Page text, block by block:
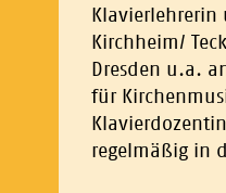
Kirchheim/
Dresden u.a.
für
regelmäßig in